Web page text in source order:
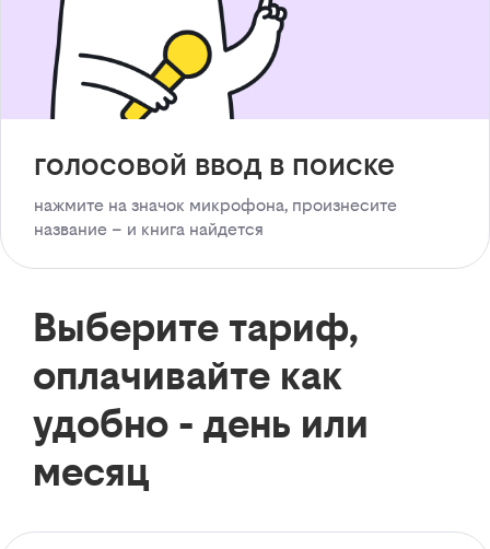
голосовой ввод в поиске
нажмите на значок микрофона, произнесите
название – и книга найдется
Выберите тариф,
оплачивайте как
удобно - день или
месяц